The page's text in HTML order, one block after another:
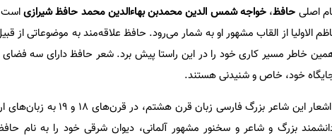
اصلی حافظ، خواجه شمس الدین محمدبن بهاءالدین محمد حافظ شیرازی
الاولیا از القاب مشهور او به شمار می‌رود. حافظ علاقه‌مند به موضوعاتی از
خاطر مسیر کاری خود را در این راستا پیش برد. شعر حافظ دارای سه
خود، خاص و شنیدنی هستند.
اشعار این شاعر بزرگ
بزرگ و شاعر و سخنور مشهور آلمانی، دیوان شرقی خود را به نام